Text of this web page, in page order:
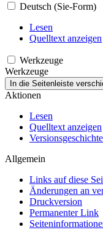
Deutsch (Sie-Form)
Lesen
Quelltext anzeigen
Werkzeuge
Werkzeuge
In die Seitenleiste
Aktionen
Lesen
Quelltext anzeigen
Versionsgeschichte
Allgemein
Links auf diese
Änderungen an
Druckversion
Permanenter Link